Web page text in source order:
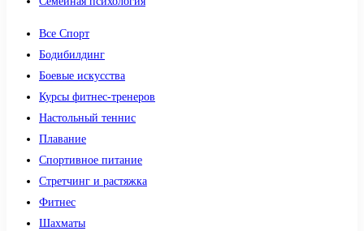
Все Спорт
Бодибилдинг
Боевые искусства
Курсы фитнес-тренеров
Настольный теннис
Плавание
Спортивное питание
Стретчинг и растяжка
Фитнес
Шахматы